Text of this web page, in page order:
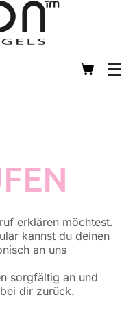
erklären möchtest.
kannst du deinen
an uns
sorgfältig an und
dir zurück.